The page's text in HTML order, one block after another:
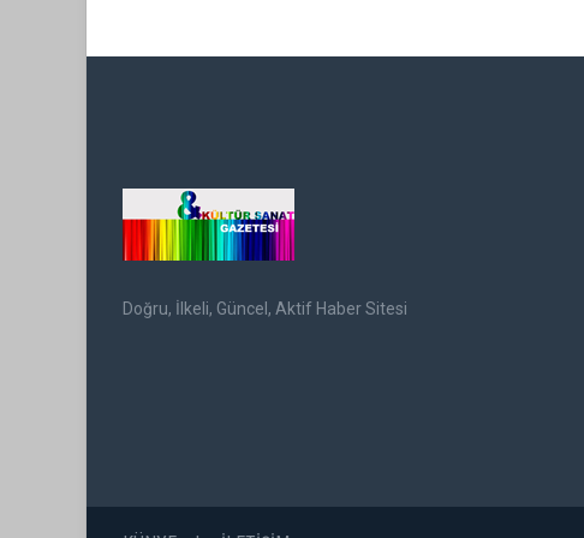
Doğru, İlkeli, Güncel, Aktif Haber Sitesi